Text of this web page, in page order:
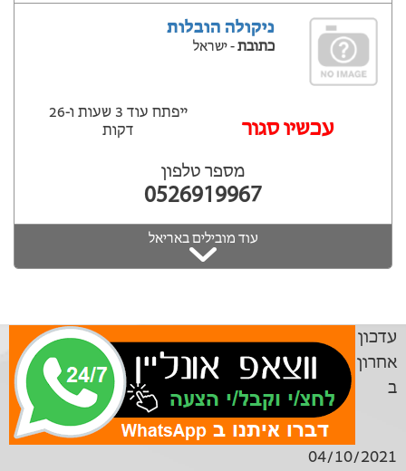
ניקולה הובלות
כתובת- ישראל
עכשיו סגור
ייפתח עוד 3 שעות ‫ו-26
דקות
מספר טלפון
0526919967
עוד מובילים באריאל
עדכון
אחרון
ב
04/10/2021